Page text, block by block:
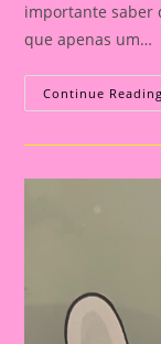
importante saber
que apenas um…
Continue Reading